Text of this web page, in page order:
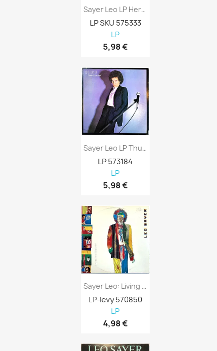
Sayer Leo LP Here Kansi EX Levy EX...
LP SKU 575333
LP
5,98 €
Sayer Leo LP Thunder In My Heart Kansi...
LP 573184
LP
5,98 €
Sayer Leo: Living In A Fantasy Kansi VG...
LP-levy 570850
LP
4,98 €